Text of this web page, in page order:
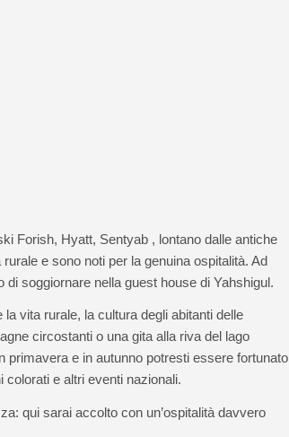
Forish, Hyatt, Sentyab , lontano dalle antiche
e sono noti per la genuina ospitalità. Ad
soggiornare nella guest house di Yahshigul.
vita rurale, la cultura degli abitanti delle
circostanti o una gita alla riva del lago
primavera e in autunno potresti essere fortunato
e altri eventi nazionali.
qui sarai accolto con un’ospitalità davvero